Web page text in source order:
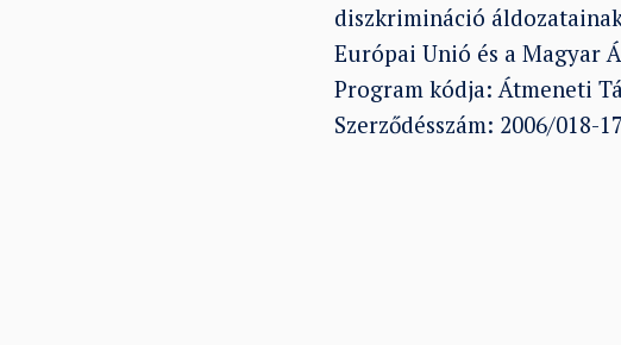
diszkrimináció
Európai Unió és a Magyar
Program kódja: Átmeneti
Szerződésszám: 2006/018-